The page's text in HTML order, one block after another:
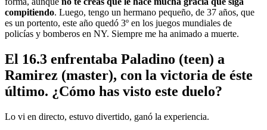
compitiendo. Luego, tengo un hermano pequeño, de 37 años, que
es un portento, este año quedó 3º en los juegos mundiales de
policías y bomberos en NY. Siempre me ha animado a muerte.
El 16.3 enfrentaba Paladino (teen) a
Ramirez (master), con la victoria de éste
último. ¿Cómo has visto este duelo?
Lo vi en directo, estuvo divertido, ganó la experiencia.